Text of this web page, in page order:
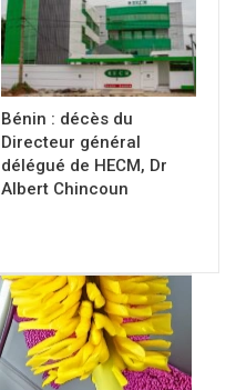
Bénin : décès du
Directeur général
délégué de HECM, Dr
Albert Chincoun